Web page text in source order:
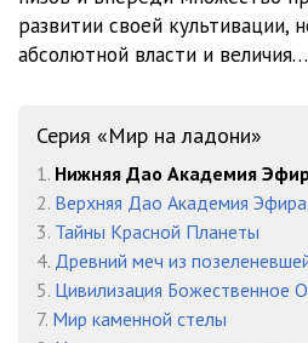
0028 Мир на ладони - Глава 0028
0030 Мир на ладони - Глава 0030
0031 Мир на ладони - Глава 0031
0032 Мир на ладони - Глава 0032
0033 Мир на ладони - Глава 0033
0034 Мир на ладони - Глава 0034
развитии своей культивации,
абсолютной власти и величия…
Серия «Мир на ладони»
1. Нижняя Дао Академия
2. Верхняя Дао Академия Эфира
3. Тайны Красной Планеты
4. Древний меч из
5. Цивилизация Божественное
7. Мир каменной стелы